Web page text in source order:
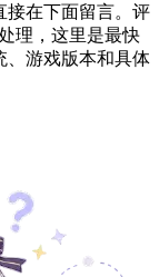
在下面留言。评
理，这里是最快
、游戏版本和具体